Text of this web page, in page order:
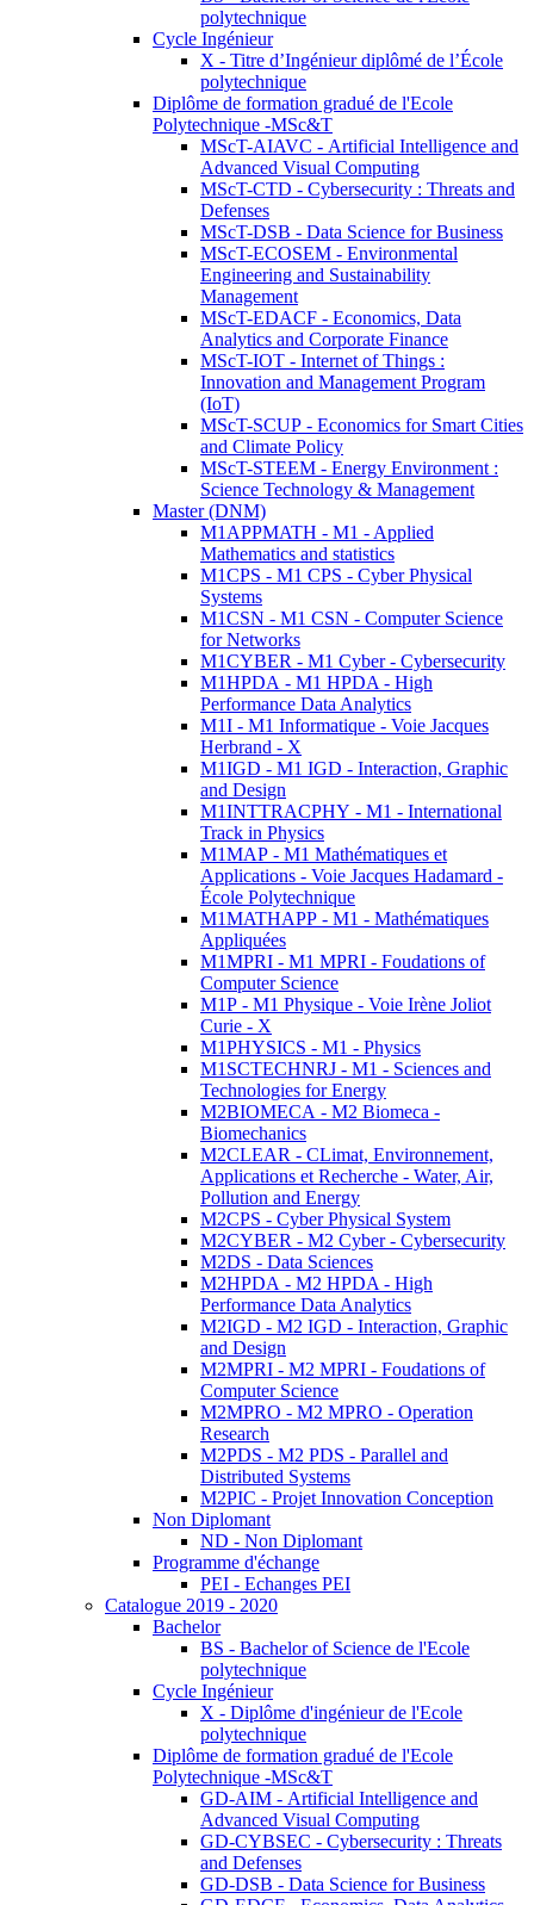
polytechnique
Cycle Ingénieur
X - Titre d’Ingénieur diplômé de l’École
polytechnique
Diplôme de formation gradué de l'Ecole
Polytechnique -MSc&T
MScT-AIAVC - Artificial Intelligence and
Advanced Visual Computing
MScT-CTD - Cybersecurity : Threats and
Defenses
MScT-DSB - Data Science for Business
MScT-ECOSEM - Environmental
Engineering and Sustainability
Management
MScT-EDACF - Economics, Data
Analytics and Corporate Finance
MScT-IOT - Internet of Things :
Innovation and Management Program
(IoT)
MScT-SCUP - Economics for Smart Cities
and Climate Policy
MScT-STEEM - Energy Environment :
Science Technology & Management
Master (DNM)
M1APPMATH - M1 - Applied
Mathematics and statistics
M1CPS - M1 CPS - Cyber Physical
Systems
M1CSN - M1 CSN - Computer Science
for Networks
M1CYBER - M1 Cyber - Cybersecurity
M1HPDA - M1 HPDA - High
Performance Data Analytics
M1I - M1 Informatique - Voie Jacques
Herbrand - X
M1IGD - M1 IGD - Interaction, Graphic
and Design
M1INTTRACPHY - M1 - International
Track in Physics
M1MAP - M1 Mathématiques et
Applications - Voie Jacques Hadamard -
École Polytechnique
M1MATHAPP - M1 - Mathématiques
Appliquées
M1MPRI - M1 MPRI - Foudations of
Computer Science
M1P - M1 Physique - Voie Irène Joliot
Curie - X
M1PHYSICS - M1 - Physics
M1SCTECHNRJ - M1 - Sciences and
Technologies for Energy
M2BIOMECA - M2 Biomeca -
Biomechanics
M2CLEAR - CLimat, Environnement,
Applications et Recherche - Water, Air,
Pollution and Energy
M2CPS - Cyber Physical System
M2CYBER - M2 Cyber - Cybersecurity
M2DS - Data Sciences
M2HPDA - M2 HPDA - High
Performance Data Analytics
M2IGD - M2 IGD - Interaction, Graphic
and Design
M2MPRI - M2 MPRI - Foudations of
Computer Science
M2MPRO - M2 MPRO - Operation
Research
M2PDS - M2 PDS - Parallel and
Distributed Systems
M2PIC - Projet Innovation Conception
Non Diplomant
ND - Non Diplomant
Programme d'échange
PEI - Echanges PEI
Catalogue 2019 - 2020
Bachelor
BS - Bachelor of Science de l'Ecole
polytechnique
Cycle Ingénieur
X - Diplôme d'ingénieur de l'Ecole
polytechnique
Diplôme de formation gradué de l'Ecole
Polytechnique -MSc&T
GD-AIM - Artificial Intelligence and
Advanced Visual Computing
GD-CYBSEC - Cybersecurity : Threats
and Defenses
GD-DSB - Data Science for Business